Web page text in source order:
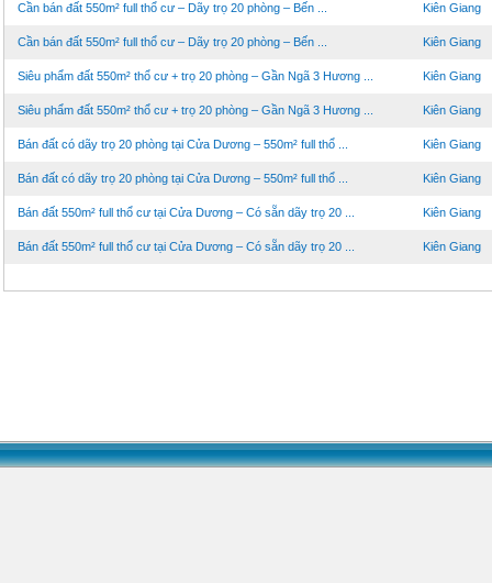
Cần bán đất 550m² full thổ cư – Dãy trọ 20 phòng – Bến ... Kiên Giang
Cần bán đất 550m² full thổ cư – Dãy trọ 20 phòng – Bến ... Kiên Giang
Siêu phẩm đất 550m² thổ cư + trọ 20 phòng – Gần Ngã 3 Hương ... Kiên Giang
Siêu phẩm đất 550m² thổ cư + trọ 20 phòng – Gần Ngã 3 Hương ... Kiên Giang
Bán đất có dãy trọ 20 phòng tại Cửa Dương – 550m² full thổ ... Kiên Giang
Bán đất có dãy trọ 20 phòng tại Cửa Dương – 550m² full thổ ... Kiên Giang
Bán đất 550m² full thổ cư tại Cửa Dương – Có sẵn dãy trọ 20 ... Kiên Giang
Bán đất 550m² full thổ cư tại Cửa Dương – Có sẵn dãy trọ 20 ... Kiên Giang